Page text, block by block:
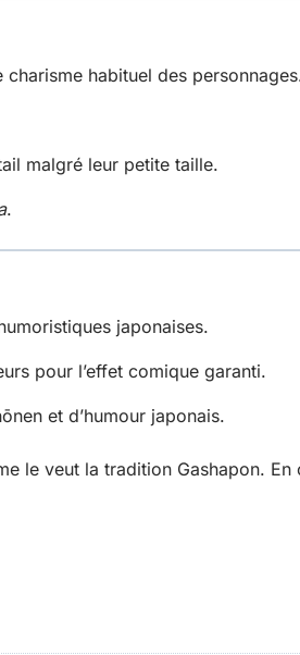
habituel des
malgré leur petite taille.
.
japonaises.
pour l’effet comique garanti.
et d’humour japonais.
le veut la tradition Gashapon.